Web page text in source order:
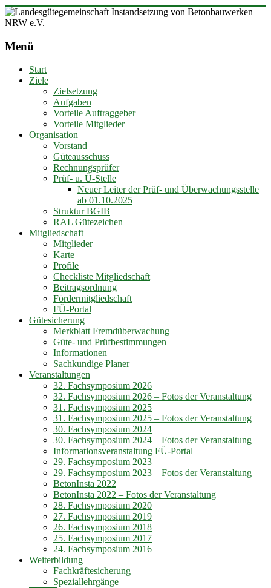
Zum
Inhalt
Landesgütegemeinschaft
von
Betonbauwerken
NRW
Menü
Start
Ziele
Zielsetzung
Aufgaben
Vorteile Auftraggeber
Vorteile Mitglieder
Organisation
Vorstand
Güteausschuss
Rechnungsprüfer
Prüf- u. Ü-Stelle
Neuer Leiter der Prüf- und Überwachungsstelle
ab 01.10.2025
Struktur BGIB
RAL Gütezeichen
Mitgliedschaft
Mitglieder
Karte
Profile
Checkliste Mitgliedschaft
Beitragsordnung
Fördermitgliedschaft
FÜ-Portal
Gütesicherung
Merkblatt Fremdüberwachung
Güte- und Prüfbestimmungen
Informationen
Sachkundige Planer
Veranstaltungen
32. Fachsymposium 2026
32. Fachsymposium 2026 – Fotos der Veranstaltung
31. Fachsymposium 2025
31. Fachsymposium 2025 – Fotos der Veranstaltung
30. Fachsymposium 2024
30. Fachsymposium 2024 – Fotos der Veranstaltung
Informationsveranstaltung FÜ-Portal
29. Fachsymposium 2023
29. Fachsymposium 2023 – Fotos der Veranstaltung
BetonInsta 2022
BetonInsta 2022 – Fotos der Veranstaltung
28. Fachsymposium 2020
27. Fachsymposium 2019
26. Fachsymposium 2018
25. Fachsymposium 2017
24. Fachsymposium 2016
Weiterbildung
Fachkräftesicherung
Speziallehrgänge